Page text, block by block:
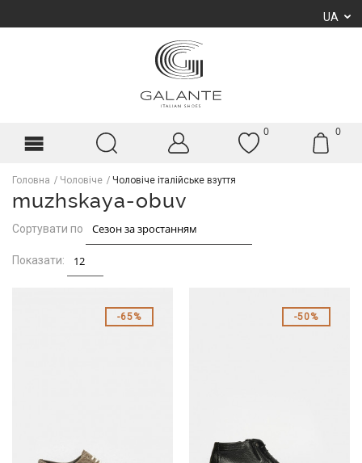
UA
0 0
Головна Чоловіче Чоловіче італійське взуття
muzhskaya-obuv
Сортувати по
Показати:
65% 50%